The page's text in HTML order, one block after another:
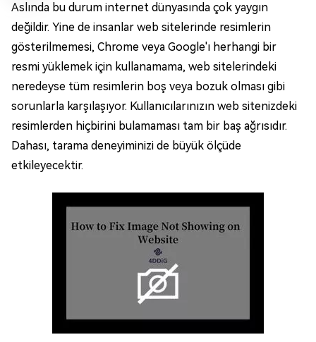
Aslında bu durum internet dünyasında çok yaygın
değildir. Yine de insanlar web sitelerinde resimlerin
gösterilmemesi, Chrome veya Google'ı herhangi bir
resmi yüklemek için kullanamama, web sitelerindeki
neredeyse tüm resimlerin boş veya bozuk olması gibi
sorunlarla karşılaşıyor. Kullanıcılarınızın web sitenizdeki
resimlerden hiçbirini bulamaması tam bir baş ağrısıdır.
Dahası, tarama deneyiminizi de büyük ölçüde
etkileyecektir.